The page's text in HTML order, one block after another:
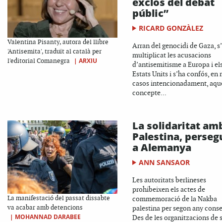
Valentina Pisanty, autora del llibre
'Antisemita', traduït al català per
l'editorial Comanegra
| ARXIU
públic”
RICARD GONZÀLEZ
Arran del genocidi de Gaza,
multiplicat les acusacions
d’antisemitisme a Europa i
Estats Units i s’ha confós, en
casos intencionadament,
concepte...
La manifestació del passat dissabte
va acabar amb detencions
| MOHANNAD DARABEE
La solidaritat
Palestina,
a Alemanya
ANN SANSAOR
Les autoritats berlineses
prohibeixen els actes de
commemoració de la Nakba
palestina per segon any
Des de les organitzacions de